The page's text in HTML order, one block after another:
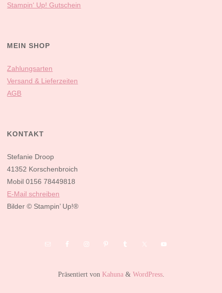
Stampin‘ Up! Gutschein
MEIN SHOP
Zahlungsarten
Versand & Lieferzeiten
AGB
KONTAKT
Stefanie Droop
41352 Korschenbroich
Mobil 0156 78449818
E-Mail schreiben
Bilder © Stampin’ Up!®
Präsentiert von Kahuna & WordPress.